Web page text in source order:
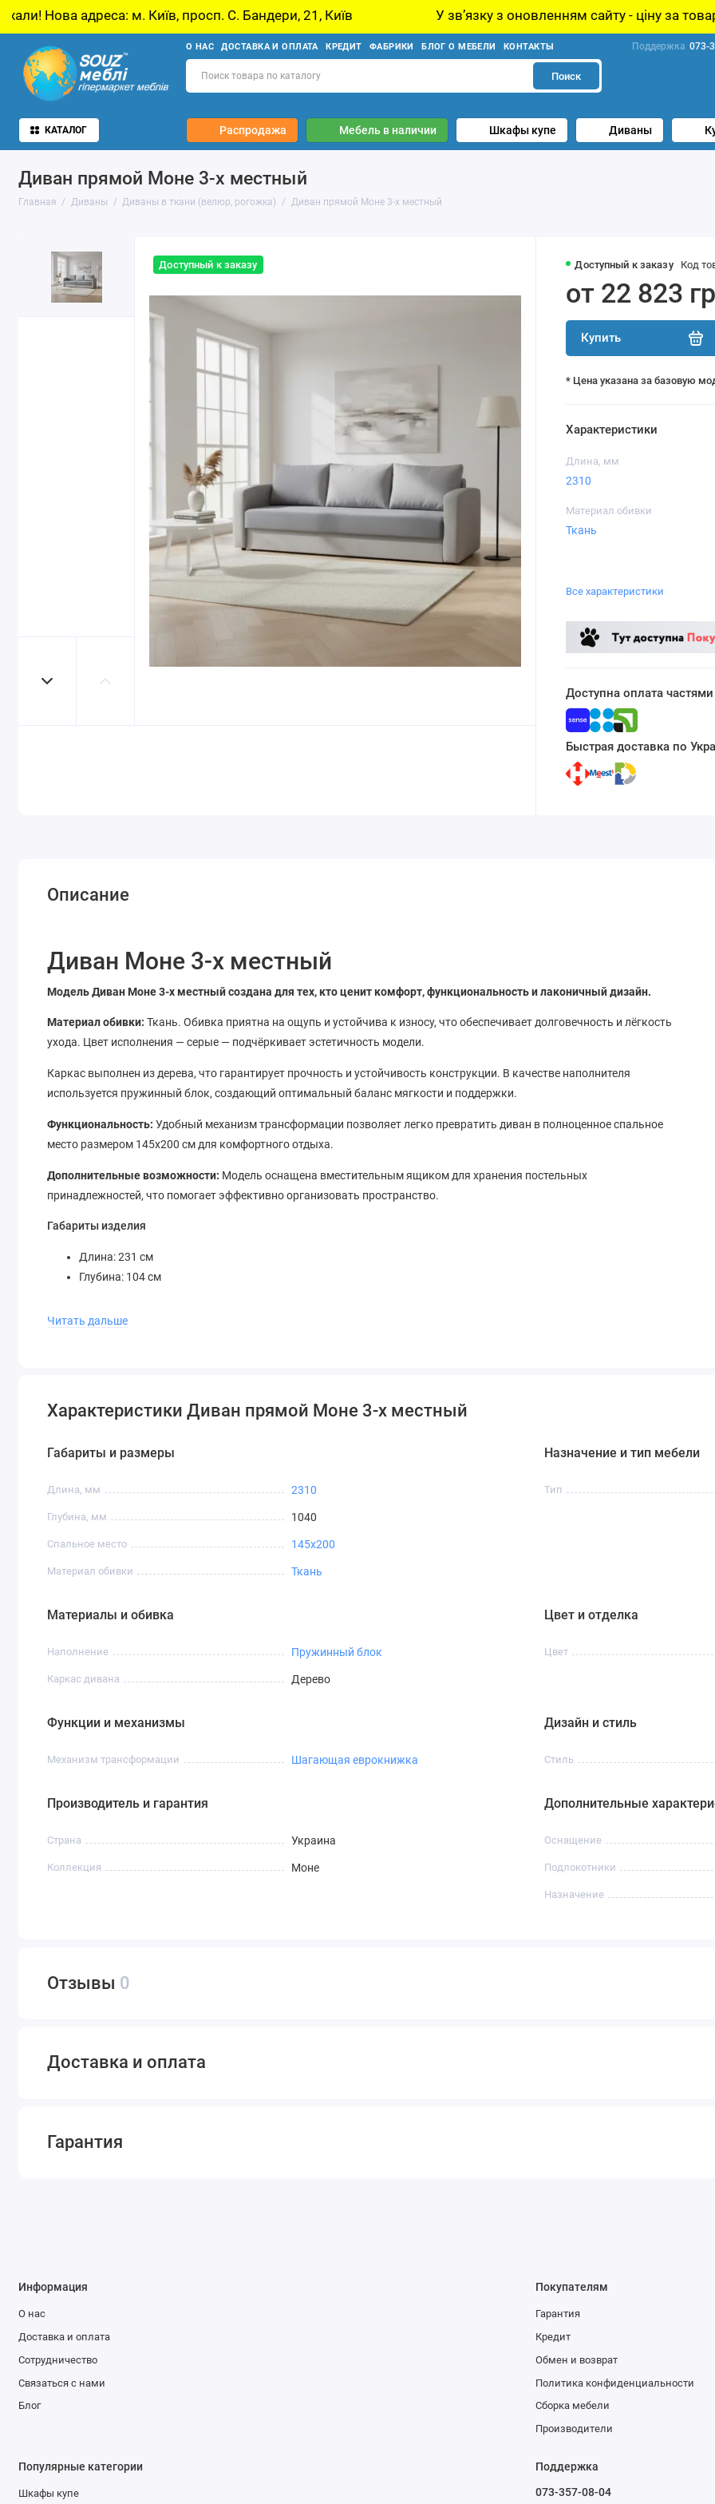
м. Київ, просп. С. Бандери, 21, Київ У звʼязку з оновленням сайту - ціну за товар
О НАС ДОСТАВКА И ОПЛАТА КРЕДИТ ФАБРИКИ БЛОГ О МЕБЕЛИ КОНТАКТЫ Поддержка 073-
Поиск
КАТАЛОГ Распродажа Мебель в наличии Шкафы купе Диваны
Диван прямой Моне 3-х местный
Главная Диваны Диваны в ткани (велюр, рогожка) Диван прямой Моне 3-х местный
Доступный к заказу Доступный к заказу Код
от 22 823
Купить
* Цена указана за базовую
Характеристики
Длина, мм
2310
Материал обивки
Ткань
Все характеристики
Доступна оплата
Быстрая доставка по
Описание
Диван Моне 3-х местный
Модель Диван Моне 3-х местный создана для тех, кто ценит комфорт, функциональность и лаконичный дизайн.
Материал обивки: Ткань. Обивка приятна на ощупь и устойчива к износу, что обеспечивает долговечность и лёгкость
ухода. Цвет исполнения — серые — подчёркивает эстетичность модели.
Каркас выполнен из дерева, что гарантирует прочность и устойчивость конструкции. В качестве наполнителя
используется пружинный блок, создающий оптимальный баланс мягкости и поддержки.
Функциональность: Удобный механизм трансформации позволяет легко превратить диван в полноценное спальное
место размером 145х200 см для комфортного отдыха.
Дополнительные возможности: Модель оснащена вместительным ящиком для хранения постельных
принадлежностей, что помогает эффективно организовать пространство.
Габариты изделия
Длина: 231 см
Глубина: 104 см
Современный дизайн, подходящий под разные стили интерьера
дома.
Читать дальше
Характеристики Диван прямой Моне 3-х местный
Габариты и размеры
Длина, мм 2310
Глубина, мм 1040
Спальное место 145х200
Материал обивки Ткань
Назначение и тип мебели
Тип
Материалы и обивка
Наполнение Пружинный блок
Каркас дивана Дерево
Цвет и отделка
Цвет
Функции и механизмы
Механизм трансформации Шагающая еврокнижка
Дизайн и стиль
Стиль
Производитель и гарантия
Страна Украина
Коллекция Моне
Дополнительные
Оснащение
Подлокотники
Назначение
Отзывы 0
Доставка и оплата
Гарантия
Информация
О нас
Доставка и оплата
Сотрудничество
Связаться с нами
Блог
Покупателям
Гарантия
Кредит
Обмен и возврат
Политика конфиденциальности
Сборка мебели
Производители
Популярные категории
Шкафы купе
Поддержка
073-357-08-04